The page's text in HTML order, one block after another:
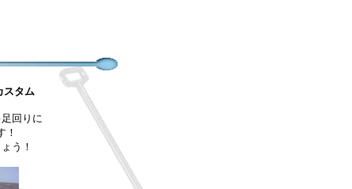
タム
回り に
！
う！